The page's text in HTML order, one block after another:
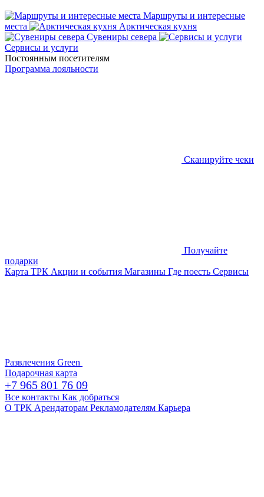
Маршруты и интересные
места
Арктическая кухня
Сувениры севера
Сервисы и услуги
Постоянным посетителям
Программа лояльности
Сканируйте чеки
Получайте
подарки
Карта ТРК Акции и события Магазины Где поесть Сервисы
Развлечения Green
Подарочная карта
+7 965 801 76 09
Все контакты Как добраться
О ТРК Арендаторам Рекламодателям Карьера